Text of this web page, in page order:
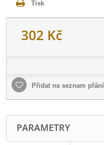
Tisk
302 Kč
Přidat na seznam přání
PARAMETRY